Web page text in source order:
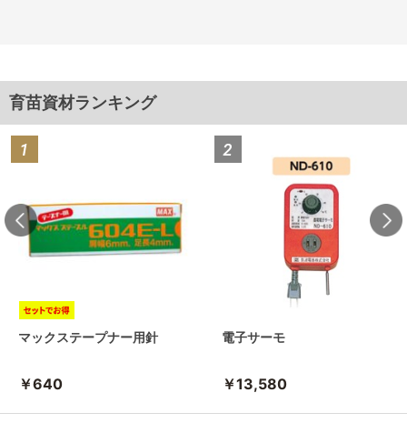
育苗資材ランキング
マックステープナー用針
￥640
電子サーモ
￥13,580